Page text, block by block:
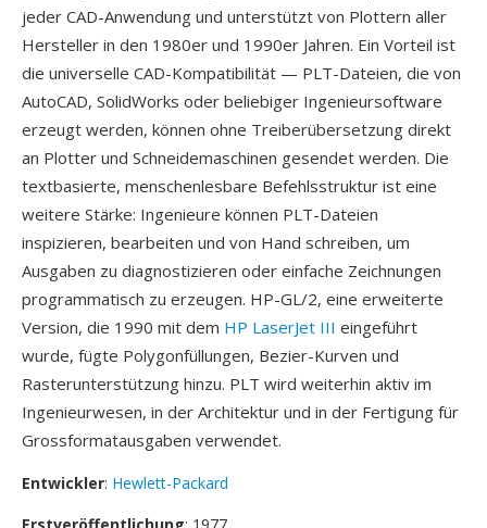
jeder CAD-Anwendung und unterstützt von Plottern aller
Hersteller in den 1980er und 1990er Jahren. Ein Vorteil ist
die universelle CAD-Kompatibilität — PLT-Dateien, die von
AutoCAD, SolidWorks oder beliebiger Ingenieursoftware
erzeugt werden, können ohne Treiberübersetzung direkt
an Plotter und Schneidemaschinen gesendet werden. Die
textbasierte, menschenlesbare Befehlsstruktur ist eine
weitere Stärke: Ingenieure können PLT-Dateien
inspizieren, bearbeiten und von Hand schreiben, um
Ausgaben zu diagnostizieren oder einfache Zeichnungen
programmatisch zu erzeugen. HP-GL/2, eine erweiterte
Version, die 1990 mit dem HP LaserJet III eingeführt
wurde, fügte Polygonfüllungen, Bezier-Kurven und
Rasterunterstützung hinzu. PLT wird weiterhin aktiv im
Ingenieurwesen, in der Architektur und in der Fertigung für
Grossformatausgaben verwendet.
Entwickler: Hewlett-Packard